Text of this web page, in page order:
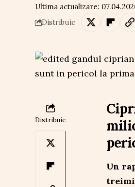
Ultima actualizare:
Distribuie
Distribuie
Un
treimi